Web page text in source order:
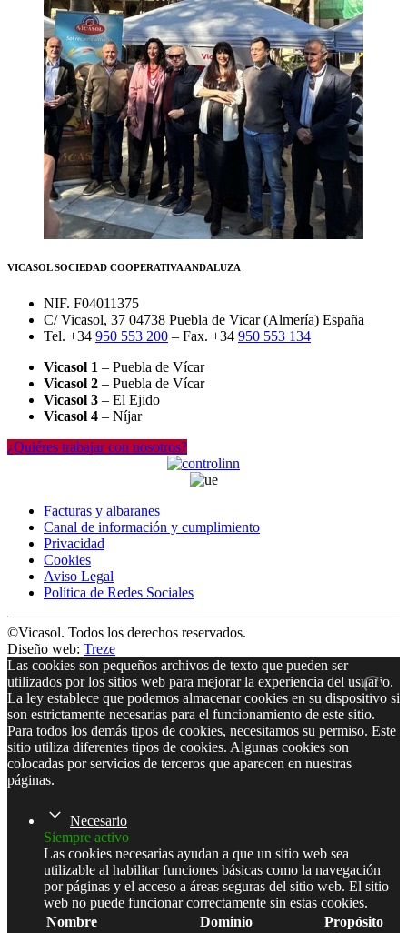
VICASOL SOCIEDAD COOPERATIVA ANDALUZA
NIF. F04011375
C/ Vicasol, 37 04738 Puebla de Vicar (Almería) España
Tel. +34 950 553 200 – Fax. +34 950 553 134
Vicasol 1 – Puebla de Vícar
Vicasol 2 – Puebla de Vícar
Vicasol 3 – El Ejido
Vicasol 4 – Níjar
¿Quiéres trabajar con nosotros?
Facturas y albaranes
Canal de información y cumplimiento
Privacidad
Cookies
Aviso Legal
Política de Redes Sociales
©Vicasol. Todos los derechos reservados.
Diseño web: Treze
Las cookies son pequeños archivos de texto que pueden ser
utilizados por los sitios web para mejorar la experiencia del usuario.
La ley establece que podemos almacenar cookies en su dispositivo si
son estrictamente necesarias para el funcionamiento de este sitio.
Para todos los demás tipos de cookies, necesitamos su permiso. Este
sitio utiliza diferentes tipos de cookies. Algunas cookies son
colocadas por servicios de terceros que aparecen en nuestras
páginas.
Necesario
Siempre activo
Las cookies necesarias ayudan a que un sitio web sea
utilizable al habilitar funciones básicas como la navegación
por páginas y el acceso a áreas seguras del sitio web. El sitio
web no puede funcionar correctamente sin estas cookies.
Nombre
Dominio Propósito